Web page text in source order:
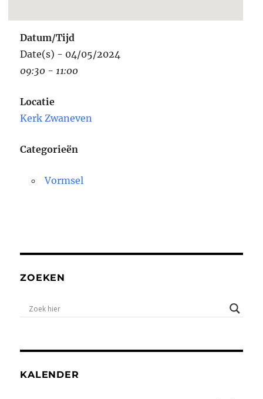
Datum/Tijd
Date(s) - 04/05/2024
09:30 - 11:00
Locatie
Kerk Zwaneven
Categorieën
Vormsel
ZOEKEN
KALENDER